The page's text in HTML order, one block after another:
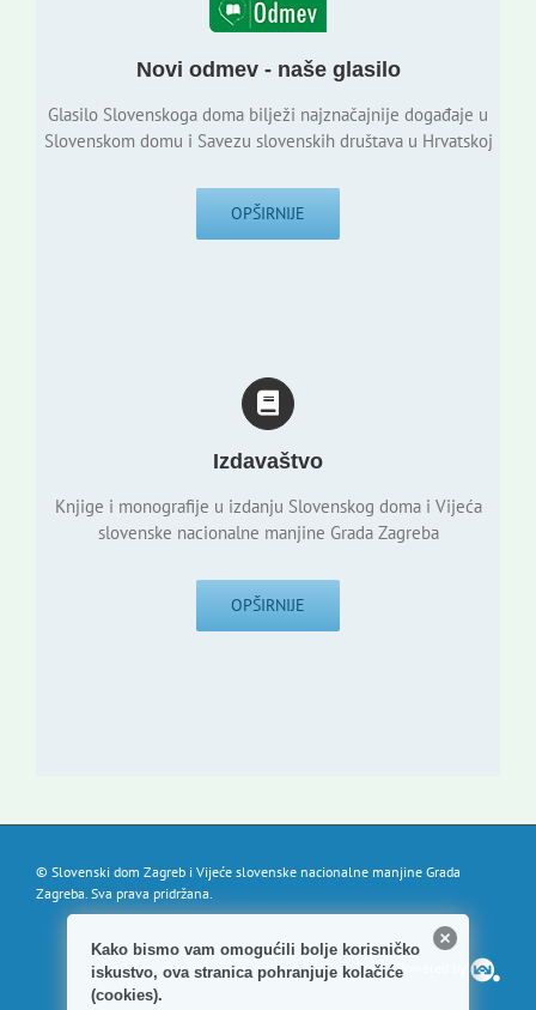
Novi odmev - naše glasilo
Glasilo Slovenskoga doma bilježi najznačajnije događaje u
Slovenskom domu i Savezu slovenskih društava u Hrvatskoj
OPŠIRNIJE
Izdavaštvo
Knjige i monografije u izdanju Slovenskog doma i Vijeća
slovenske nacionalne manjine Grada Zagreba
OPŠIRNIJE
© Slovenski dom Zagreb i Vijeće slovenske nacionalne manjine Grada
Zagreba. Sva prava pridržana.
Powered by
Kako bismo vam omogućili bolje korisničko
iskustvo, ova stranica pohranjuje kolačiće
(cookies).